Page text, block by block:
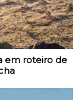
em roteiro de